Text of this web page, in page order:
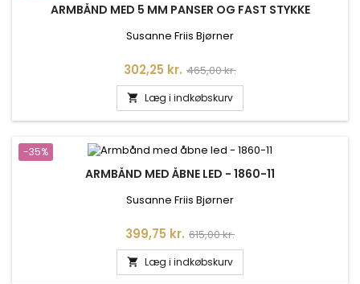
ARMBÅND MED 5 MM PANSER OG FAST STYKKE
Susanne Friis Bjørner
Pris
302,25 kr. Normalpris
465,00 kr.
 Læg i indkøbskurv
-35%
ARMBÅND MED ÅBNE LED - 1860-11
Susanne Friis Bjørner
Pris
399,75 kr. Normalpris
615,00 kr.
 Læg i indkøbskurv